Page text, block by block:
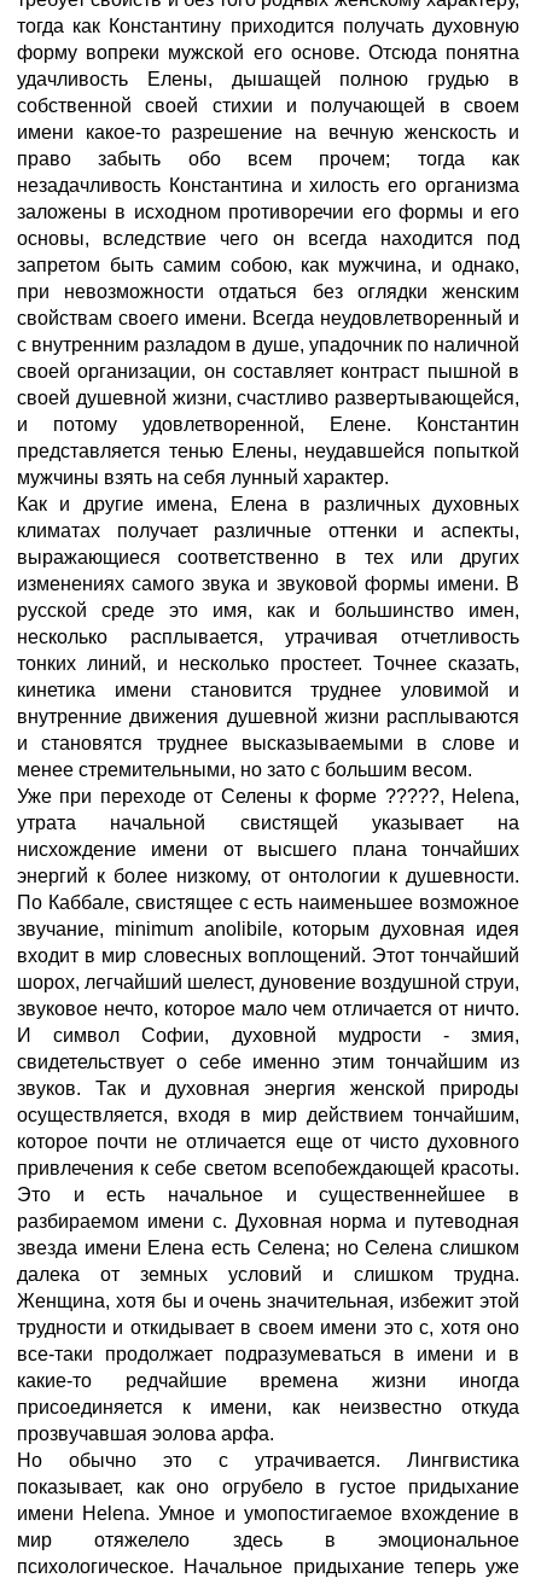
тогда как Константину приходится получать духовную
форму вопреки мужской его основе. Отсюда понятна
удачливость Елены, дышащей полною грудью в
собственной своей стихии и получающей в своем
имени какое-то разрешение на вечную женскость и
право забыть обо всем прочем; тогда как
незадачливость Константина и хилость его организма
заложены в исходном противоречии его формы и его
основы, вследствие чего он всегда находится под
запретом быть самим собою, как мужчина, и однако,
при невозможности отдаться без оглядки женским
свойствам своего имени. Всегда неудовлетворенный и
с внутренним разладом в душе, упадочник по наличной
своей организации, он составляет контраст пышной в
своей душевной жизни, счастливо развертывающейся,
и потому удовлетворенной, Елене. Константин
представляется тенью Елены, неудавшейся попыткой
мужчины взять на себя лунный характер.
Как и другие имена, Елена в различных духовных
климатах получает различные оттенки и аспекты,
выражающиеся соответственно в тех или других
изменениях самого звука и звуковой формы имени. В
русской среде это имя, как и большинство имен,
несколько расплывается, утрачивая отчетливость
тонких линий, и несколько простеет. Точнее сказать,
кинетика имени становится труднее уловимой и
внутренние движения душевной жизни расплываются
и становятся труднее высказываемыми в слове и
менее стремительными, но зато с большим весом.
Уже при переходе от Селены к форме ?????, Helena,
утрата начальной свистящей указывает на
нисхождение имени от высшего плана тончайших
энергий к более низкому, от онтологии к душевности.
По Каббале, свистящее с есть наименьшее возможное
звучание, minimum anolibile, которым духовная идея
входит в мир словесных воплощений. Этот тончайший
шорох, легчайший шелест, дуновение воздушной струи,
звуковое нечто, которое мало чем отличается от ничто.
И символ Софии, духовной мудрости - змия,
свидетельствует о себе именно этим тончайшим из
звуков. Так и духовная энергия женской природы
осуществляется, входя в мир действием тончайшим,
которое почти не отличается еще от чисто духовного
привлечения к себе светом всепобеждающей красоты.
Это и есть начальное и существеннейшее в
разбираемом имени с. Духовная норма и путеводная
звезда имени Елена есть Селена; но Селена слишком
далека от земных условий и слишком трудна.
Женщина, хотя бы и очень значительная, избежит этой
трудности и откидывает в своем имени это с, хотя оно
все-таки продолжает подразумеваться в имени и в
какие-то редчайшие времена жизни иногда
присоединяется к имени, как неизвестно откуда
прозвучавшая эолова арфа.
Но обычно это с утрачивается. Лингвистика
показывает, как оно огрубело в густое придыхание
имени Helena. Умное и умопостигаемое вхождение в
мир отяжелело здесь в эмоциональное
психологическое. Начальное придыхание теперь уже